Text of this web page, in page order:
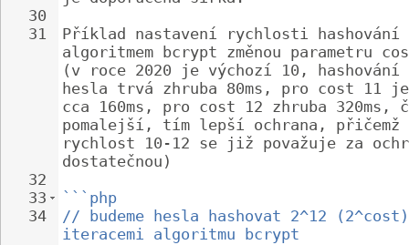
30
31
32
33
34
Příklad nastavení rychlosti hashování
algoritmem bcrypt změnou parametru
(v roce 2020 je výchozí 10, hashování
hesla trvá zhruba 80ms, pro cost 11
cca 160ms, pro cost 12 zhruba 320ms,
pomalejší, tím lepší ochrana, přičemž
rychlost 10-12 se již považuje za
dostatečnou)
```php
// budeme hesla hashovat 2^12
iteracemi algoritmu bcrypt